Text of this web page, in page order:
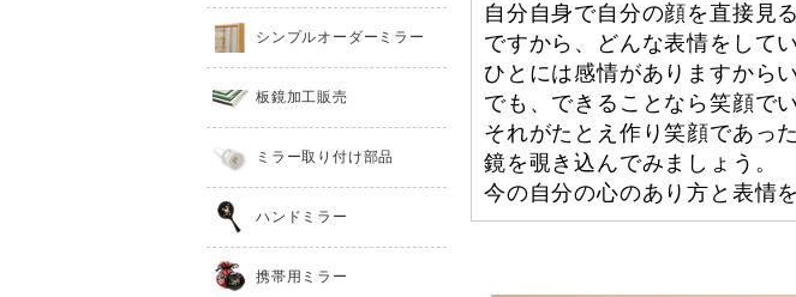
シンプルオーダーミラー
板鏡加工販売
ミラー取り付け部品
ハンドミラー
携帯用ミラー
自分自身で自分の顔を直接見
ですから、どんな表情をして
ひとには感情がありますから
でも、できることなら笑顔で
それがたとえ作り笑顔であっ
鏡を覗き込んでみましょう。
今の自分の心のあり方と表情